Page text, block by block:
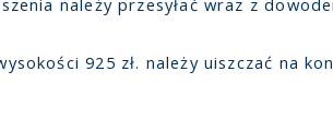
925 zł. należy uiszczać na